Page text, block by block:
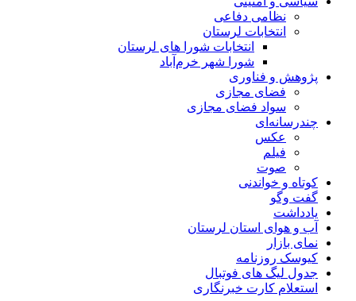
نظامی دفاعی
انتخابات لرستان
انتخابات شورا های لرستان
شورا شهر خرم‌آباد
پژوهش و فناوری
فضای مجازی
سواد فضای مجازی
چندرسانه‌ای
عكس
فیلم
صوت
کوتاه و خواندنی
گفت وگو
یادداشت
آب و هوای استان لرستان
نمای بازار
کیوسک روزنامه
جدول لیگ های فوتبال
استعلام کارت خبرنگاری